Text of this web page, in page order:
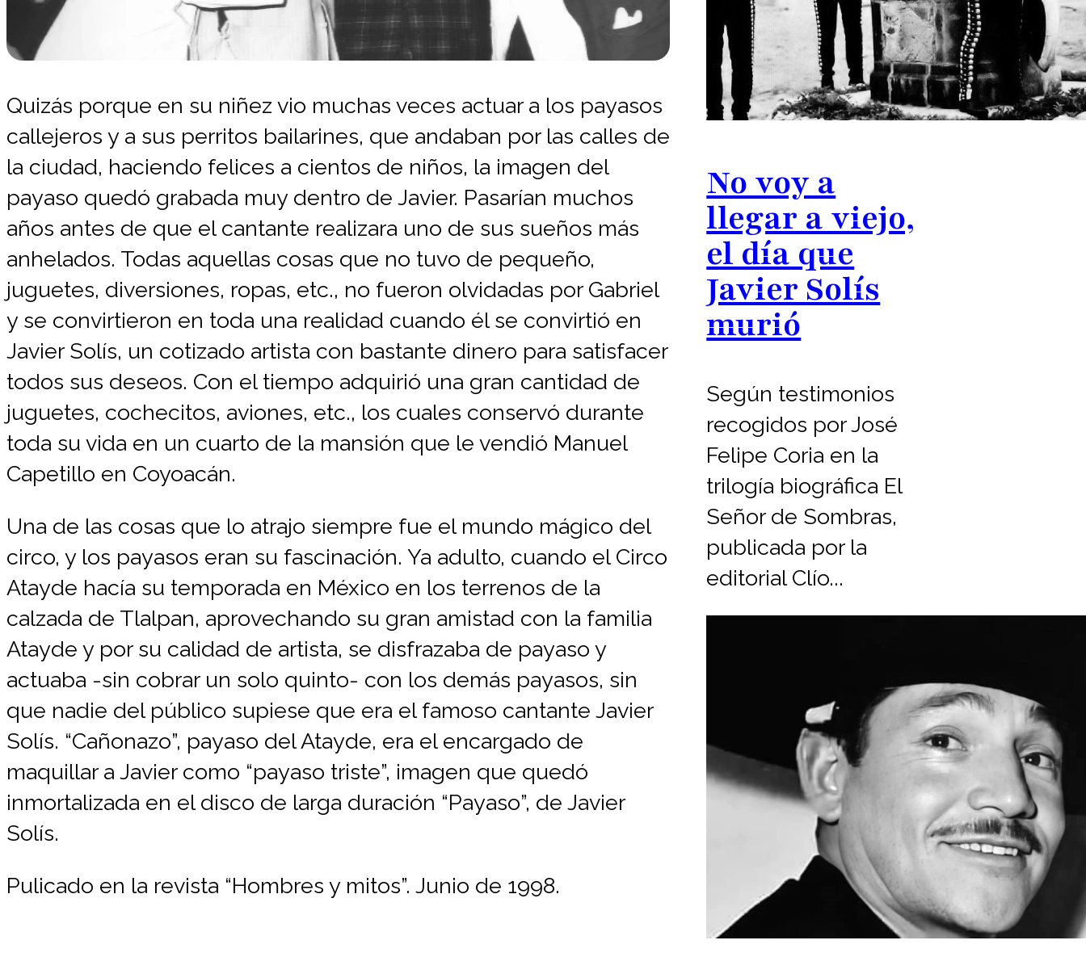
Quizás porque en su niñez vio muchas veces actuar a los payasos
callejeros y a sus perritos bailarines, que andaban por las calles de
la ciudad, haciendo felices a cientos de niños, la imagen del
payaso quedó grabada muy dentro de Javier. Pasarían muchos
años antes de que el cantante realizara uno de sus sueños más
anhelados. Todas aquellas cosas que no tuvo de pequeño,
juguetes, diversiones, ropas, etc., no fueron olvidadas por Gabriel
y se convirtieron en toda una realidad cuando él se convirtió en
Javier Solís, un cotizado artista con bastante dinero para satisfacer
todos sus deseos. Con el tiempo adquirió una gran cantidad de
juguetes, cochecitos, aviones, etc., los cuales conservó durante
toda su vida en un cuarto de la mansión que le vendió Manuel
Capetillo en Coyoacán.
Una de las cosas que lo atrajo siempre fue el mundo mágico del
circo, y los payasos eran su fascinación. Ya adulto, cuando el Circo
Atayde hacía su temporada en México en los terrenos de la
calzada de Tlalpan, aprovechando su gran amistad con la familia
Atayde y por su calidad de artista, se disfrazaba de payaso y
actuaba -sin cobrar un solo quinto- con los demás payasos, sin
que nadie del público supiese que era el famoso cantante Javier
Solís. “Cañonazo”, payaso del Atayde, era el encargado de
maquillar a Javier como “payaso triste”, imagen que quedó
inmortalizada en el disco de larga duración “Payaso”, de Javier
Solís.
Pulicado en la revista “Hombres y mitos”. Junio de 1998.
No voy a
llegar a viejo,
el día que
Javier Solís
murió
Según testimonios
recogidos por José
Felipe Coria en la
trilogía biográfica El
Señor de Sombras,
publicada por la
editorial Clío...